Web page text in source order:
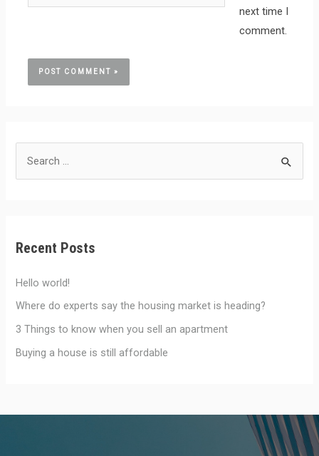
h
f
Recent Posts
Hello world!
Where do experts say the housing market is heading?
3 Things to know when you sell an apartment
Buying a house is still affordable
next time I
comment.